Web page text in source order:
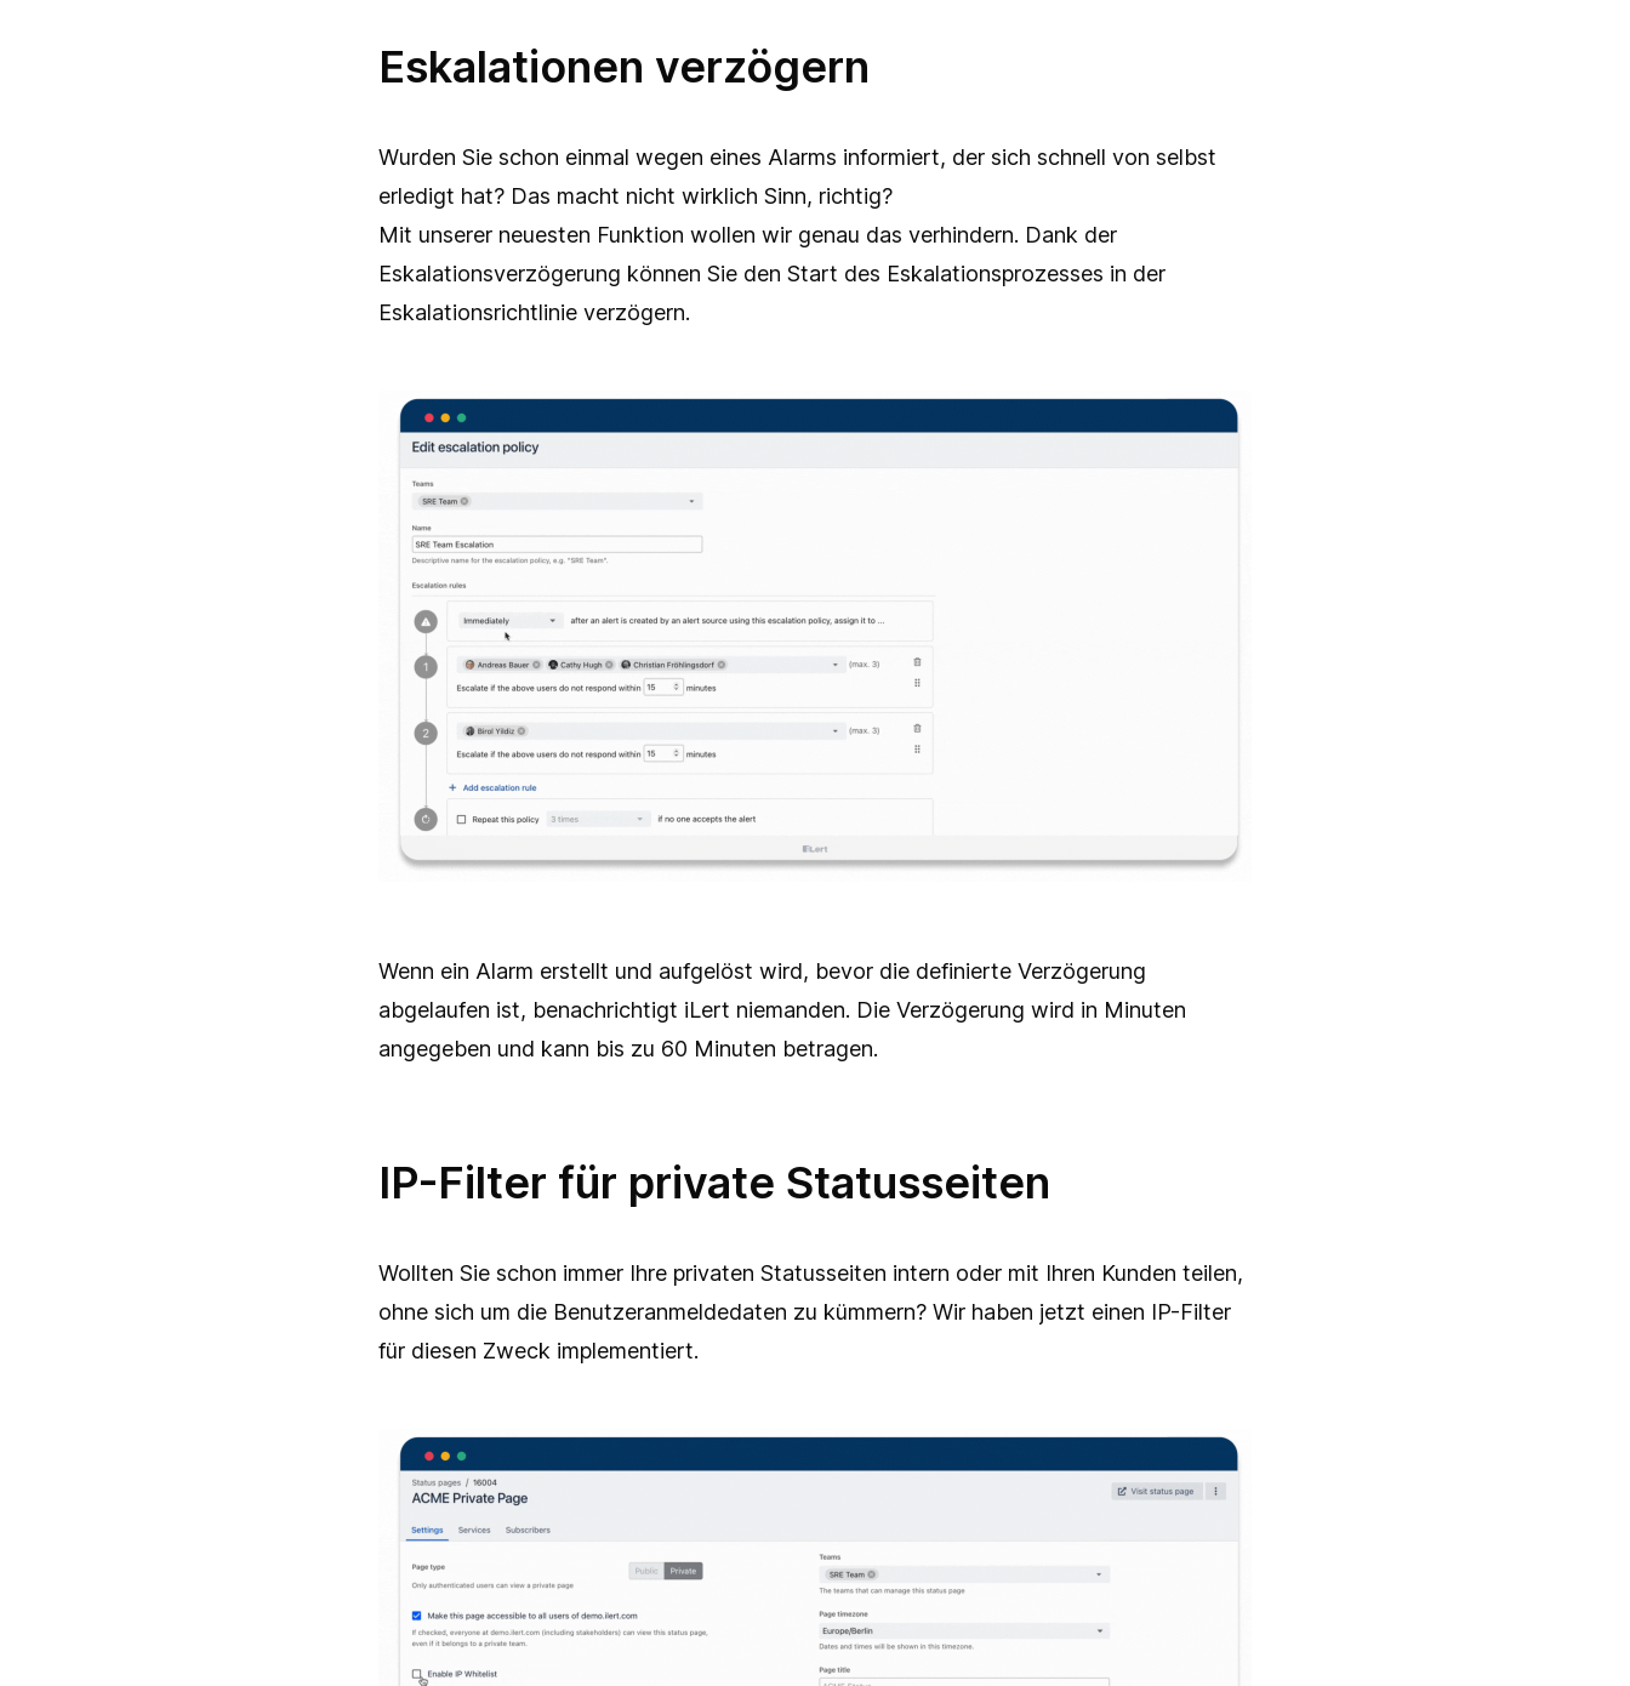
Eskalationen verzögern
Wurden Sie schon einmal wegen eines Alarms informiert, der sich schnell von selbst
erledigt hat? Das macht nicht wirklich Sinn, richtig?
Mit unserer neuesten Funktion wollen wir genau das verhindern. Dank der
Eskalationsverzögerung können Sie den Start des Eskalationsprozesses in der
Eskalationsrichtlinie verzögern.
Wenn ein Alarm erstellt und aufgelöst wird, bevor die definierte Verzögerung
abgelaufen ist, benachrichtigt iLert niemanden. Die Verzögerung wird in Minuten
angegeben und kann bis zu 60 Minuten betragen.
IP-Filter für private Statusseiten
Wollten Sie schon immer Ihre privaten Statusseiten intern oder mit Ihren Kunden teilen,
ohne sich um die Benutzeranmeldedaten zu kümmern? Wir haben jetzt einen IP-Filter
für diesen Zweck implementiert.